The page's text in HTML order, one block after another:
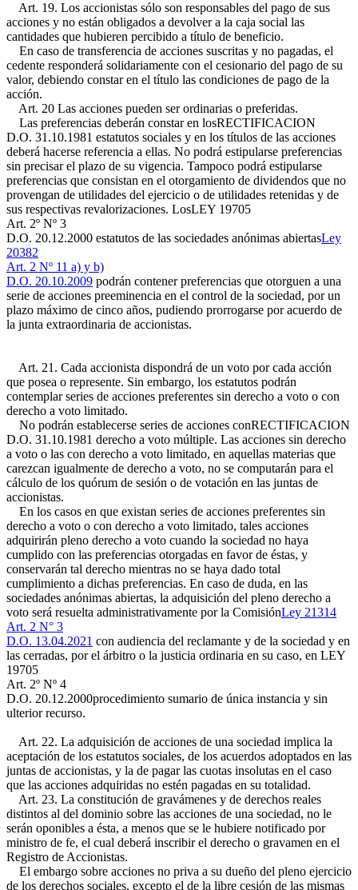
Art. 19. Los accionistas sólo son responsables del pago de sus
acciones y no están obligados a devolver a la caja social las
cantidades que hubieren percibido a título de beneficio.
En caso de transferencia de acciones suscritas y no pagadas, el
cedente responderá solidariamente con el cesionario del pago de su
valor, debiendo constar en el título las condiciones de pago de la
acción.
Art. 20 Las acciones pueden ser ordinarias o preferidas.
Las preferencias deberán constar en losRECTIFICACION
D.O. 31.10.1981 estatutos sociales y en los títulos de las acciones
deberá hacerse referencia a ellas. No podrá estipularse preferencias
sin precisar el plazo de su vigencia. Tampoco podrá estipularse
preferencias que consistan en el otorgamiento de dividendos que no
provengan de utilidades del ejercicio o de utilidades retenidas y de
sus respectivas revalorizaciones. LosLEY 19705
Art. 2º Nº 3
D.O. 20.12.2000 estatutos de las sociedades anónimas abiertasLey
20382
Art. 2 Nº 11 a) y b)
D.O. 20.10.2009 podrán contener preferencias que otorguen a una
serie de acciones preeminencia en el control de la sociedad, por un
plazo máximo de cinco años, pudiendo prorrogarse por acuerdo de
la junta extraordinaria de accionistas.
Art. 21. Cada accionista dispondrá de un voto por cada acción
que posea o represente. Sin embargo, los estatutos podrán
contemplar series de acciones preferentes sin derecho a voto o con
derecho a voto limitado.
No podrán establecerse series de acciones conRECTIFICACION
D.O. 31.10.1981 derecho a voto múltiple. Las acciones sin derecho
a voto o las con derecho a voto limitado, en aquellas materias que
carezcan igualmente de derecho a voto, no se computarán para el
cálculo de los quórum de sesión o de votación en las juntas de
accionistas.
En los casos en que existan series de acciones preferentes sin
derecho a voto o con derecho a voto limitado, tales acciones
adquirirán pleno derecho a voto cuando la sociedad no haya
cumplido con las preferencias otorgadas en favor de éstas, y
conservarán tal derecho mientras no se haya dado total
cumplimiento a dichas preferencias. En caso de duda, en las
sociedades anónimas abiertas, la adquisición del pleno derecho a
voto será resuelta administrativamente por la ComisiónLey 21314
Art. 2 N° 3
D.O. 13.04.2021 con audiencia del reclamante y de la sociedad y en
las cerradas, por el árbitro o la justicia ordinaria en su caso, en LEY
19705
Art. 2º Nº 4
D.O. 20.12.2000procedimiento sumario de única instancia y sin
ulterior recurso.
Art. 22. La adquisición de acciones de una sociedad implica la
aceptación de los estatutos sociales, de los acuerdos adoptados en las
juntas de accionistas, y la de pagar las cuotas insolutas en el caso
que las acciones adquiridas no estén pagadas en su totalidad.
Art. 23. La constitución de gravámenes y de derechos reales
distintos al del dominio sobre las acciones de una sociedad, no le
serán oponibles a ésta, a menos que se le hubiere notificado por
ministro de fe, el cual deberá inscribir el derecho o gravamen en el
Registro de Accionistas.
El embargo sobre acciones no priva a su dueño del pleno ejercicio
de los derechos sociales, excepto el de la libre cesión de las mismas